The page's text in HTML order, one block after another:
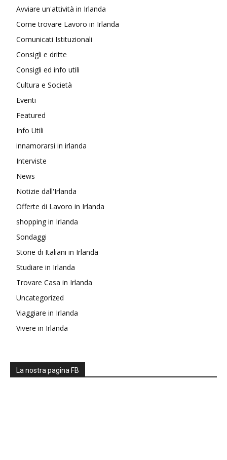
Avviare un'attività in Irlanda
Come trovare Lavoro in Irlanda
Comunicati Istituzionali
Consigli e dritte
Consigli ed info utili
Cultura e Società
Eventi
Featured
Info Utili
innamorarsi in irlanda
Interviste
News
Notizie dall'Irlanda
Offerte di Lavoro in Irlanda
shopping in Irlanda
Sondaggi
Storie di Italiani in Irlanda
Studiare in Irlanda
Trovare Casa in Irlanda
Uncategorized
Viaggiare in Irlanda
Vivere in Irlanda
La nostra pagina FB